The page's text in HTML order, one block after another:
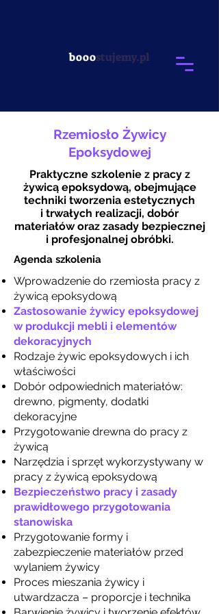
booostujemy.pl
Rzemiosło Żywicy
Epoksydowej
Praktyczne szkolenie z pracy z
żywicą epoksydową, obejmujące
techniki tworzenia estetycznych
i trwałych realizacji, dobór
materiałów oraz zasady bezpiecznej
i profesjonalnej obróbki.
Agenda szkolenia
Wprowadzenie do rzemiosła pracy z
żywicą epoksydową
Zastosowanie żywicy epoksydowej
w produkcji mebli i elementów
dekoracyjnych
Rodzaje żywic epoksydowych i ich
właściwości
Dobór odpowiednich materiałów:
drewno, pigmenty, dodatki
dekoracyjne
Przygotowanie drewna do pracy z
żywicą
Narzędzia i sprzęt wykorzystywany w
pracy z żywicą epoksydową
Bezpieczeństwo pracy i zasady
prawidłowego przygotowania
stanowiska
Przygotowanie formy i
zabezpieczenie materiałów przed
wylaniem żywicy
Proces mieszania żywicy i
utwardzacza – proporcje i technika